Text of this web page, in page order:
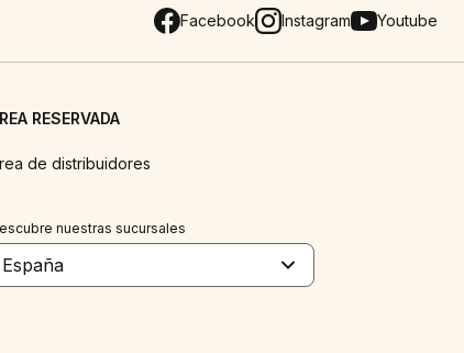
Facebook Instagram Youtube
RESERVADA
de distribuidores
nuestras sucursales
España